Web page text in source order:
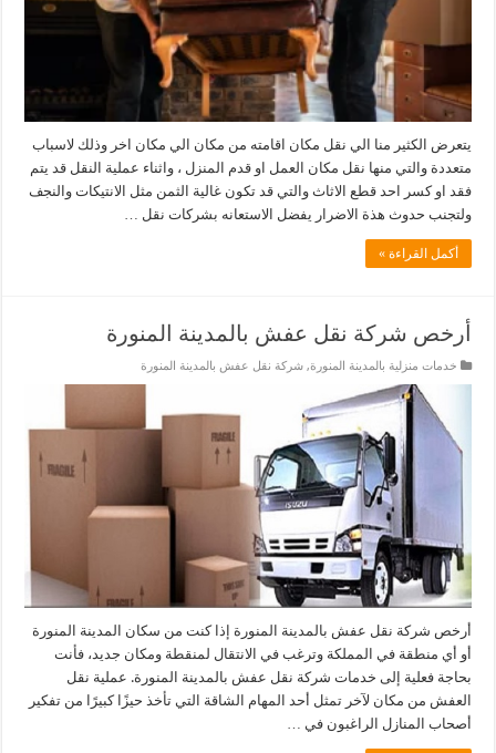
يتعرض الكثير منا الي نقل مكان اقامته من مكان الي مكان اخر وذلك لاسباب
متعددة والتي منها نقل مكان العمل او قدم المنزل ، واثناء عملية النقل قد يتم
فقد او كسر احد قطع الاثاث والتي قد تكون غالية الثمن مثل الانتيكات والنجف
ولتجنب حدوث هذة الاضرار يفضل الاستعانه بشركات نقل …
أكمل القراءة »
أرخص شركة نقل عفش بالمدينة المنورة
خدمات منزلية بالمدينة المنورة,شركة نقل عفش بالمدينة المنورة
أرخص شركة نقل عفش بالمدينة المنورة إذا كنت من سكان المدينة المنورة
أو أي منطقة في المملكة وترغب في الانتقال لمنقطة ومكان جديد، فأنت
بحاجة فعلية إلى خدمات شركة نقل عفش بالمدينة المنورة. عملية نقل
العفش من مكان لآخر تمثل أحد المهام الشاقة التي تأخذ حيزًا كبيرًا من تفكير
أصحاب المنازل الراغبون في …